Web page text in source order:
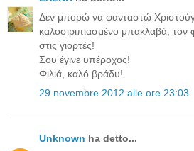
Δεν μπορώ να φανταστώ
καλοσιριπιασμένο μπακλαβά, τον
στις γιορτές!
Σου έγινε υπέροχος!
Φιλιά, καλό βράδυ!
29 novembre 2012 alle ore 23:03
Unknown ha detto...